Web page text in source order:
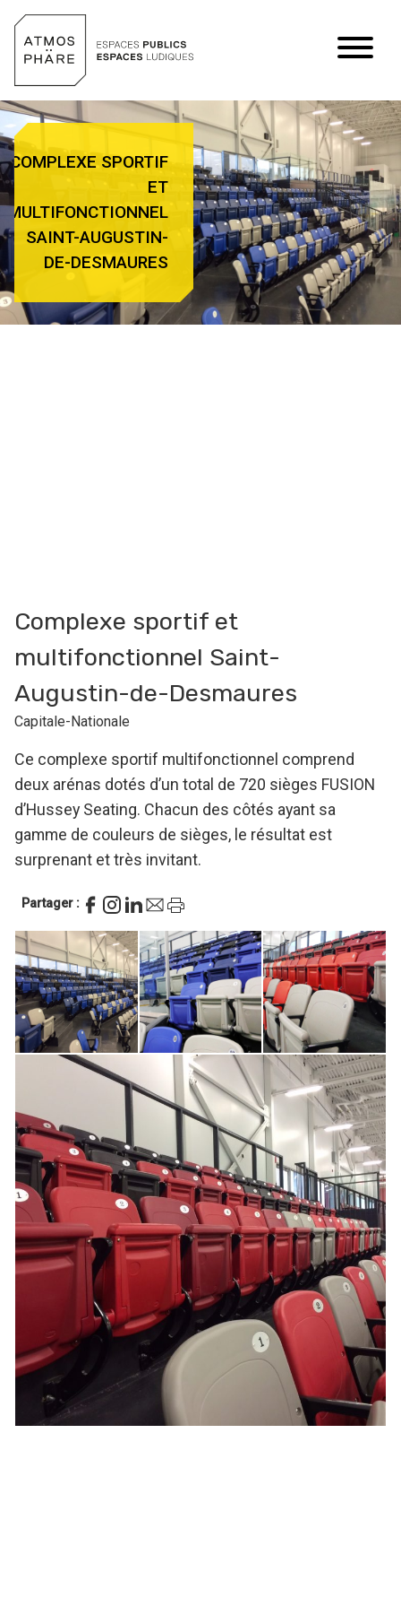
COMPLEXE SPORTIF
ET
MULTIFONCTIONNEL
SAINT-AUGUSTIN-
DE-DESMAURES
Complexe sportif et
multifonctionnel Saint-
Augustin-de-Desmaures
Capitale-Nationale
Ce complexe sportif multifonctionnel comprend
deux arénas dotés d’un total de 720 sièges FUSION
d’Hussey Seating. Chacun des côtés ayant sa
gamme de couleurs de sièges, le résultat est
surprenant et très invitant.
Partager :